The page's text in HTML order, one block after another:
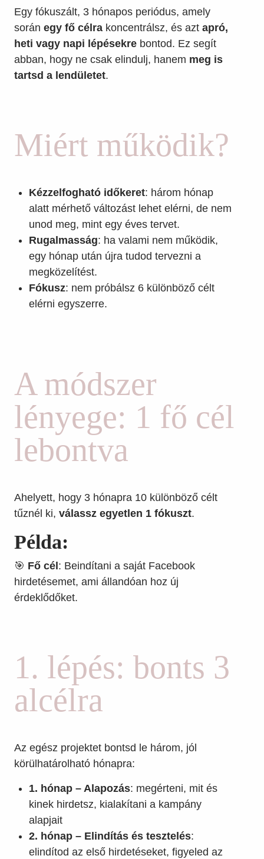
Egy fókuszált, 3 hónapos periódus, amely
során egy fő célra koncentrálsz, és azt apró,
heti vagy napi lépésekre bontod. Ez segít
abban, hogy ne csak elindulj, hanem meg is
tartsd a lendületet.
Miért működik?
Kézzelfogható időkeret: három hónap
alatt mérhető változást lehet elérni, de nem
unod meg, mint egy éves tervet.
Rugalmasság: ha valami nem működik,
egy hónap után újra tudod tervezni a
megközelítést.
Fókusz: nem próbálsz 6 különböző célt
elérni egyszerre.
A módszer
lényege: 1 fő cél
lebontva
Ahelyett, hogy 3 hónapra 10 különböző célt
tűznél ki, válassz egyetlen 1 fókuszt.
Példa:
🎯 Fő cél : Beindítani a saját Facebook
hirdetésemet, ami állandóan hoz új
érdeklődőket.
1. lépés: bonts 3
alcélra
Az egész projektet bontsd le három, jól
körülhatárolható hónapra:
1. hónap – Alapozás: megérteni, mit és
kinek hirdetsz, kialakítani a kampány
alapjait
2. hónap – Elindítás és tesztelés:
elindítod az első hirdetéseket, figyeled az